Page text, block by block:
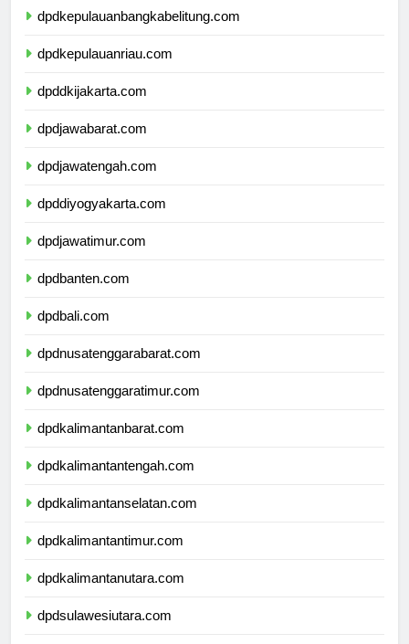
dpdkepulauanbangkabelitung.com
dpdkepulauanriau.com
dpddkijakarta.com
dpdjawabarat.com
dpdjawatengah.com
dpddiyogyakarta.com
dpdjawatimur.com
dpdbanten.com
dpdbali.com
dpdnusatenggarabarat.com
dpdnusatenggaratimur.com
dpdkalimantanbarat.com
dpdkalimantantengah.com
dpdkalimantanselatan.com
dpdkalimantantimur.com
dpdkalimantanutara.com
dpdsulawesiutara.com